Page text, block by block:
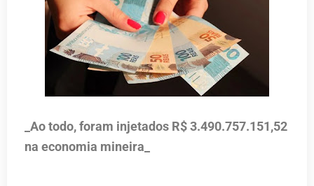
_Ao todo, foram injetados R$ 3.490.757.151,52
na economia mineira_